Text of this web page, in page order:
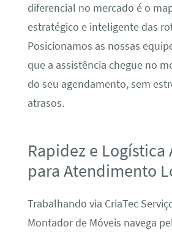
diferencial no mercado é o
estratégico e inteligente das
Posicionamos as nossas
que a assistência chegue no
do seu agendamento, sem
atrasos.
Rapidez e Logística
para Atendimento
Trabalhando via CriaTec
Montador de Móveis navega